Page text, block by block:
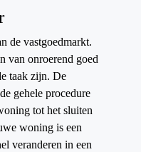
de vastgoedmarkt.
van onroerend goed
taak zijn. De
gehele procedure
tot het sluiten
woning is een
veranderen in een